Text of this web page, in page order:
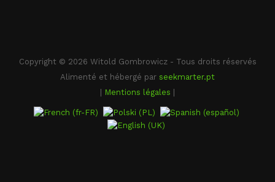
Copyright © 2026 Witold Gombrowicz - Tous droits réservés
Alimenté et hébergé par seekmarter.pt
Mentions légales